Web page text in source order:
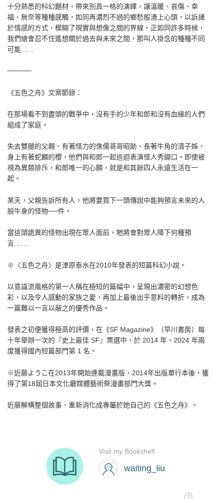
十分熟悉的科幻題材，帶來別具一格的演繹，讓溫暖、哀傷、幸
福、無奈等種種感觸，如同再濃烈不過的鄉愁般湧上心頭，以訴諸
於情感的方式，模糊了現實與想像之間的界線，正如同許多時候，
我們總會忍不住遙想關於過去與未來之間，那叫人掛念的種種不同
可能……
─────
《五色之舟》文案節錄：
在那場看不到盡頭的戰爭中，沒有手的少年和郎和沒有血緣的人們
組成了家庭。
失去雙腿的父親、有著怪力的侏儒哥哥昭助、長著牛角的清子姊、
身上有著蛇麟的櫻，他們與和郎一起巡迴表演怪人秀餬口。即使被
視為異類排斥，和郎唯一的心願，就是和其餘四人永遠生活在一
起。
某天，父親告訴所有人，他將要買下一頭傳說中能夠預言未來的人
臉牛身的怪物──件。
當這頭詭異的怪物出現在眾人面前，牠將會對眾人降下何種預
言……
※〈五色之舟〉是津原泰水在2010年發表的短篇科幻小說。
以意識流風格的第一人稱在極短的篇幅中，呈現出濃密的幻想色
彩，以及令人感動的家族之愛，再加上最後出乎意料的轉折，成為
一篇難以一言以蔽之的優秀作品。
發表之初便獲得極高的評價，在《SF Magazine》（早川書房）每
十年舉辦一次的『史上最佳 SF』票選中，於 2014 年、2024 年兩
度獲得國內短篇部門第 1 名。
※近藤ようこ在2013年開始連載漫畫版，2014年出版單行本後，獲
得了第18屆日本文化廳媒體藝術祭漫畫部門大獎。
近藤解構整個故事，重新消化成專屬於她自己的《五色之舟》。